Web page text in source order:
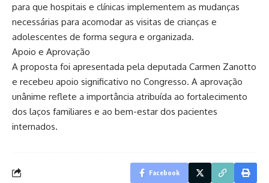
para que hospitais e clínicas implementem as mudanças
necessárias para acomodar as visitas de crianças e
adolescentes de forma segura e organizada.
Apoio e Aprovação
A proposta foi apresentada pela deputada Carmen Zanotto
e recebeu apoio significativo no Congresso. A aprovação
unânime reflete a importância atribuída ao fortalecimento
dos laços familiares e ao bem-estar dos pacientes
internados.
Facebook